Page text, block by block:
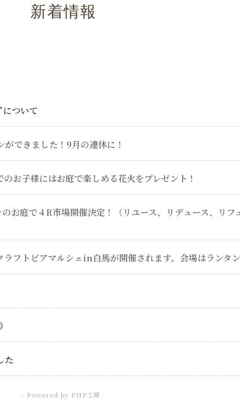
新着情報
ついて
できました！9月の連休に！
お子様にはお庭で楽しめる花火をプレゼント！
お庭で４R市場開催決定！（リユース、リデュース、リフ
フトビアマルシェin白馬が開催されます。会場はランタン
た
- Powered by PHP工房 -